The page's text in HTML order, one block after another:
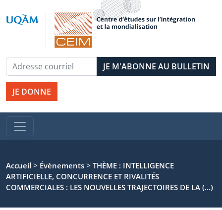
JE DONNE
Accueil > Évènements > THÈME : INTELLIGENCE
ARTIFICIELLE, CONCURRENCE ET RIVALITÉS
COMMERCIALES : LES NOUVELLES TRAJECTOIRES DE LA (…)